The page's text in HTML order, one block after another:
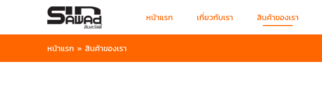
หน้าแรก เกี่ยวกับเรา สินค้าของเรา
หน้าแรก » สินค้าของเรา